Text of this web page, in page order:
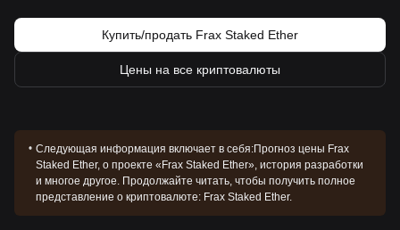
Купить/продать Frax Staked Ether
Цены на все криптовалюты
Следующая информация включает в себя:Прогноз цены Frax
Staked Ether, о проекте «Frax Staked Ether», история разработки
и многое другое. Продолжайте читать, чтобы получить полное
представление о криптовалюте: Frax Staked Ether.